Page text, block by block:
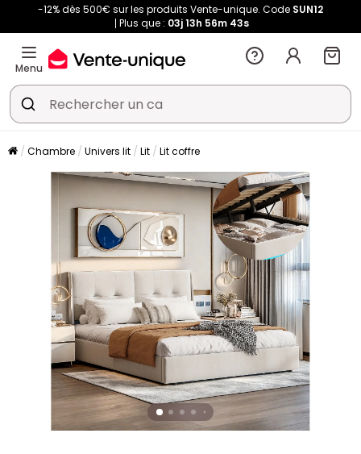
-12% dès 500€ sur les produits Vente-unique. Code SUN12
Plus que : 03j13h 56m 43s
Menu
Chambre Univers lit Lit Lit coffre